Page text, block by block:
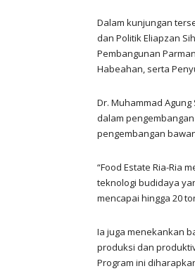
Dalam kunjungan
dan Politik Eliapzan
Pembangunan
Habeahan, serta
Dr. Muhammad
dalam
pengembangan
“Food Estate Ria-Ria
teknologi budidaya
mencapai hingga 20
Ia juga menekankan
produksi dan
Program ini